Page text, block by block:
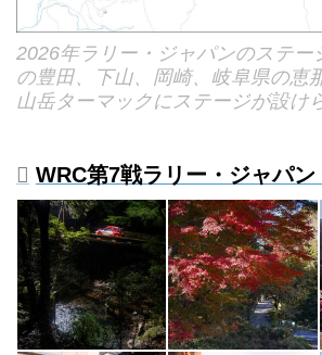
2026年ラリー・ジャパンのステー
の豊田、下山、岡崎、岐阜県の恵
山岳ターマックにステージが設け
WRC第7戦ラリー・ジャパン